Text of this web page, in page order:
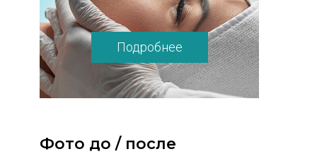
Подробнее
Фото до / после